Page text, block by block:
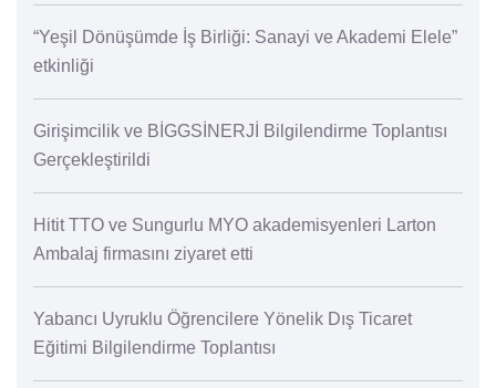
“Yeşil Dönüşümde İş Birliği: Sanayi ve Akademi Elele”
etkinliği
Girişimcilik ve BİGGSİNERJİ Bilgilendirme Toplantısı
Gerçekleştirildi
Hitit TTO ve Sungurlu MYO akademisyenleri Larton
Ambalaj firmasını ziyaret etti
Yabancı Uyruklu Öğrencilere Yönelik Dış Ticaret
Eğitimi Bilgilendirme Toplantısı